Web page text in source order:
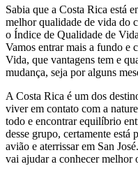
Sabia que a Costa Rica está
melhor qualidade de vida do
o Índice de Qualidade de
Vamos entrar mais a fundo e
Vida, que vantagens tem e
mudança, seja por alguns
A Costa Rica é um dos
viver em contato com a
todo e encontrar equilíbrio
desse grupo, certamente está
avião e aterrissar em San
vai ajudar a conhecer melhor